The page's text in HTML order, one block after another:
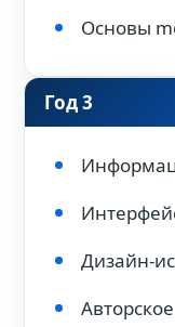
Основы
Год 3
Дизайн-